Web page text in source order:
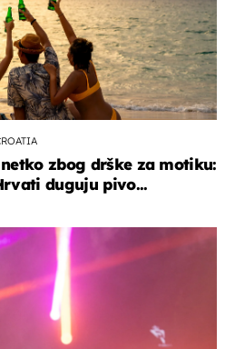
zbog drške za motiku:
duguju pivo...